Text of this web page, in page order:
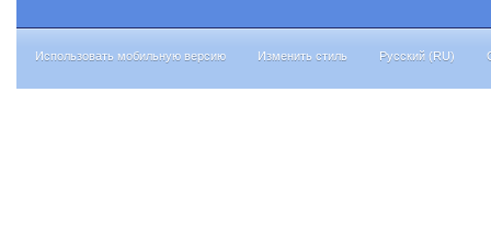
Использовать мобильную версию Изменить стиль Русский (RU)